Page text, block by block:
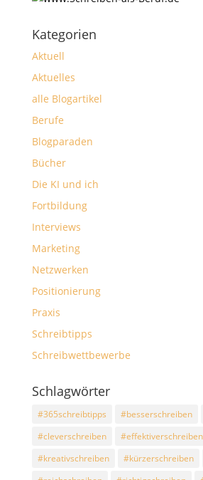
Kategorien
Aktuell
Aktuelles
alle Blogartikel
Berufe
Blogparaden
Bücher
Die KI und ich
Fortbildung
Interviews
Marketing
Netzwerken
Positionierung
Praxis
Schreibtipps
Schreibwettbewerbe
Schlagwörter
#365schreibtipps #besserschreiben
#cleverschreiben
#effektiverschreiben
#kreativschreiben
#kürzerschreiben